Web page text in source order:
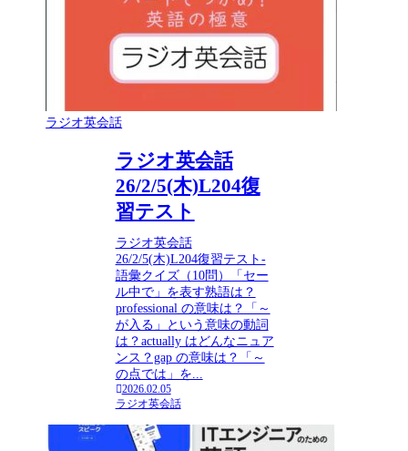
ラジオ英会話
ラジオ英会話
26/2/5(木)L204復
習テスト
ラジオ英会話
26/2/5(木)L204復習テスト-
語彙クイズ（10問）「セー
ル中で」を表す熟語は？
professional の意味は？「～
が入る」という意味の動詞
は？actually はどんなニュア
ンス？gap の意味は？「～
の点では」を...
2026.02.05
ラジオ英会話